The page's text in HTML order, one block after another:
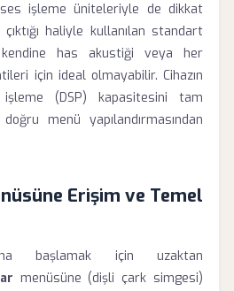
işleme üniteleriyle de dikkat
haliyle kullanılan standart
has akustiği veya her
için ideal olmayabilir. Cihazın
(DSP) kapasitesini tam
menü yapılandırmasından
Erişim ve Temel
başlamak için uzaktan
menüsüne (dişli çark simgesi)